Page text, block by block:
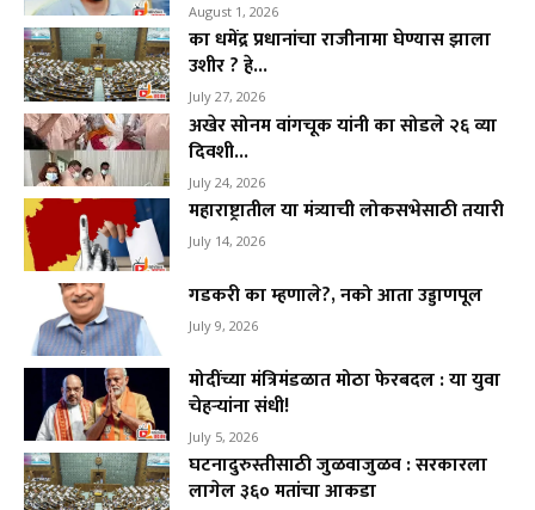
August 1, 2026
का धमेंद्र प्रधानांचा राजीनामा घेण्यास झाला
उशीर ? हे...
July 27, 2026
अखेर सोनम वांगचूक यांनी का सोडले २६ व्या
दिवशी...
July 24, 2026
महाराष्ट्रातील या मंत्र्याची लोकसभेसाठी तयारी
July 14, 2026
गडकरी का म्हणाले?, नको आता उड्डाणपूल
July 9, 2026
मोदींच्या मंत्रिमंडळात मोठा फेरबदल : या युवा
चेहऱ्यांना संधी!
July 5, 2026
घटनादुरुस्तीसाठी जुळवाजुळव : सरकारला
लागेल ३६० मतांचा आकडा